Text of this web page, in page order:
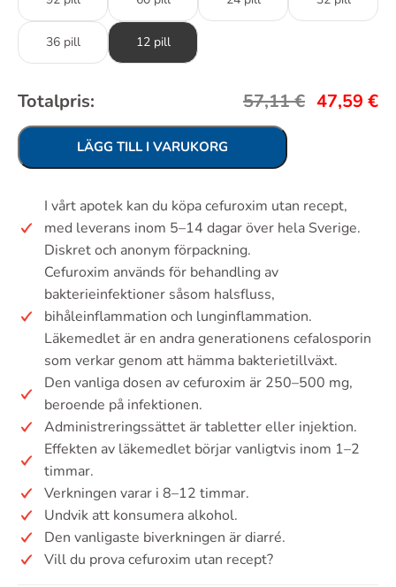
36 pill 12 pill
Totalpris: 57,11€ 47,59 €
LÄGG TILL I VARUKORG
I vårt apotek kan du köpa cefuroxim utan recept,
med leverans inom 5–14 dagar över hela Sverige.
Diskret och anonym förpackning.
Cefuroxim används för behandling av
bakterieinfektioner såsom halsfluss,
bihåleinflammation och lunginflammation.
Läkemedlet är en andra generationens cefalosporin
som verkar genom att hämma bakterietillväxt.
Den vanliga dosen av cefuroxim är 250–500 mg,
beroende på infektionen.
Administreringssättet är tabletter eller injektion.
Effekten av läkemedlet börjar vanligtvis inom 1–2
timmar.
Verkningen varar i 8–12 timmar.
Undvik att konsumera alkohol.
Den vanligaste biverkningen är diarré.
Vill du prova cefuroxim utan recept?